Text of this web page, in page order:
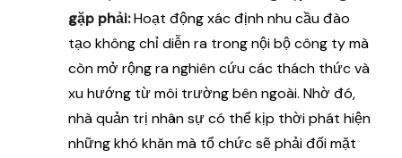
gặp phải:Hoạt động xác định nhu cầu đào
tạo không chỉ diễn ra trong nội bộ công ty mà
còn mở rộng ra nghiên cứu các thách thức và
xu hướng từ môi trường bên ngoài. Nhờ đó,
nhà quản trị nhân sự có thể kịp thời phát hiện
những khó khăn mà tổ chức sẽ phải đối mặt